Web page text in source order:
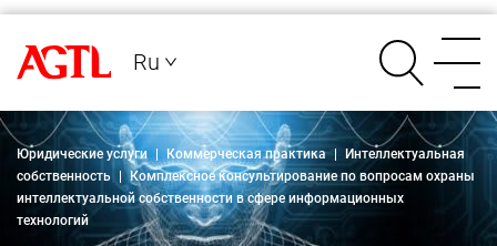
Ru
Юридические услуги | Коммерческая практика |
Интеллектуальная
собственность
Комплексное консультирование по вопросам охраны
интеллектуальной собственности в сфере информационных
технологий